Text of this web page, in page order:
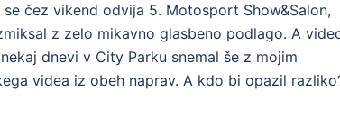
čez vikend odvija 5. Motosport Show&Salon,
z zelo mikavno glasbeno podlago. A
dnevi v City Parku snemal še z mojim
videa iz obeh naprav. A kdo bi opazil